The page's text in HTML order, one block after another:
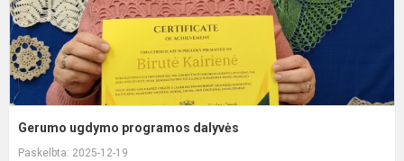
Gerumo ugdymo programos dalyvės
Paskelbta: 2025-12-19